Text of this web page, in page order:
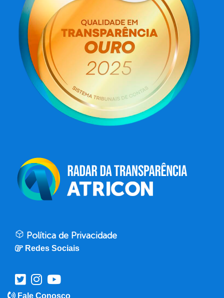
Política de Privacidade
Redes Sociais
Fale Conosco